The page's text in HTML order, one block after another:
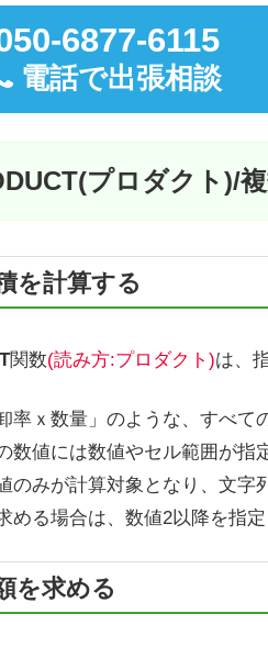
6877-6115
電話で出張相談
プロダクト)/
を計算する
関数(読み方:プロダクト)は、
率ｘ数量」のような、すべ
数値には数値やセル範囲が指
のみが計算対象となり、文字
める場合は、数値2以降を指定
を求める